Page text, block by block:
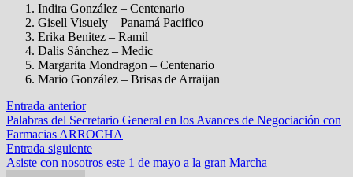
Indira González – Centenario
Gisell Visuely – Panamá Pacifico
Erika Benitez – Ramil
Dalis Sánchez – Medic
Margarita Mondragon – Centenario
Mario González – Brisas de Arraijan
Navegación
de
entradas
Entrada anteriorEntrada
anterior:
Palabras del Secretario General en los Avances de Negociación con
Farmacias ARROCHA
Entrada siguienteEntrada
siguiente:
Asiste con nosotros este 1 de mayo a la gran Marcha